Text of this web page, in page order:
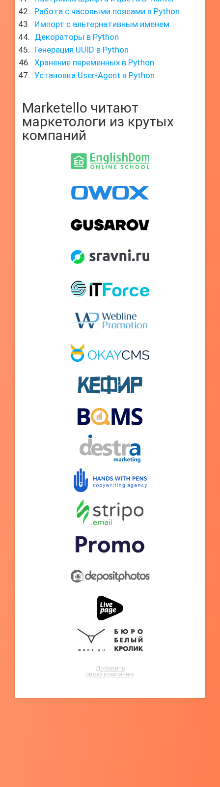
Работа с часовыми поясами в Python.
Импорт с альтернативным именем
Декораторы в Python
Генерация UUID в Python
Хранение переменных в Python.
Установка User-Agent в Python
Marketello читают
маркетологи из крутых
компаний
Добавить
свою компанию